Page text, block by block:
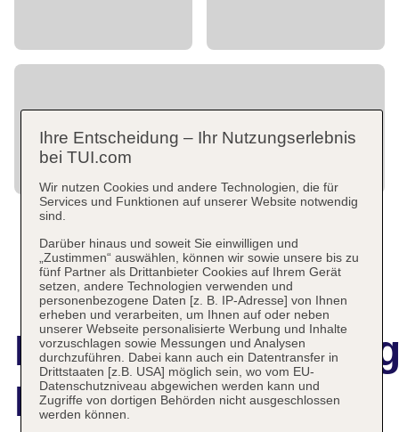
Eurosol Alcanena
Ihre Entscheidung – Ihr Nutzungserlebnis
bei TUI.com
Wir nutzen Cookies und andere Technologien, die für
Services und Funktionen auf unserer Website notwendig
sind.
Darüber hinaus und soweit Sie einwilligen und
„Zustimmen“ auswählen, können wir sowie unsere bis zu
fünf Partner als Drittanbieter Cookies auf Ihrem Gerät
setzen, andere Technologien verwenden und
personenbezogene Daten [z. B. IP-Adresse] von Ihnen
erheben und verarbeiten, um Ihnen auf oder neben
unserer Webseite personalisierte Werbung und Inhalte
vorzuschlagen sowie Messungen und Analysen
durchzuführen. Dabei kann auch ein Datentransfer in
Drittstaaten [z.B. USA] möglich sein, wo vom EU-
Datenschutzniveau abgewichen werden kann und
Zugriffe von dortigen Behörden nicht ausgeschlossen
werden können.